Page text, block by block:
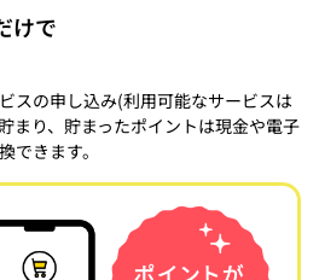
けで
スの申し込み(利用可能なサービスは
まり、貯まったポイントは現金や電子
できます。